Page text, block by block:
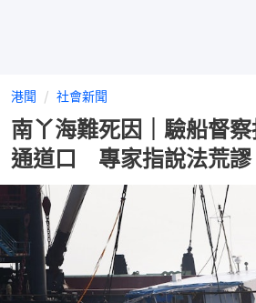
港聞 社會新聞
南丫海難死因｜驗船督
通道口 專家指說法荒謬